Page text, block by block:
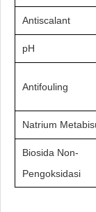
Antiscalant
pH
Antifouling
Natrium
Biosida Non-
Pengoksidasi